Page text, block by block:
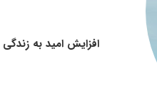
افزایش امید به